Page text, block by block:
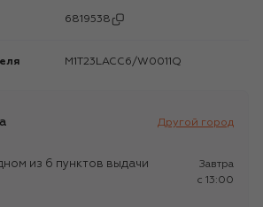
6819538
M1T23LACC6/W0011Q
Другой город
из 6 пунктов выдачи
Завтра
c 13:00